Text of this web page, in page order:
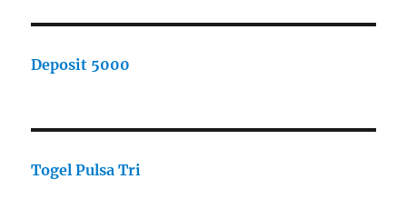
Deposit 5000
Togel Pulsa Tri